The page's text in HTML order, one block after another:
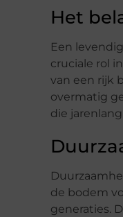
Het
Een
cruciale rol
van een rijk
overmatig
die
de bodem
generaties.